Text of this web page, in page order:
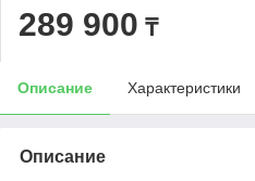
289 900 ₸
Описание Характеристики
Описание